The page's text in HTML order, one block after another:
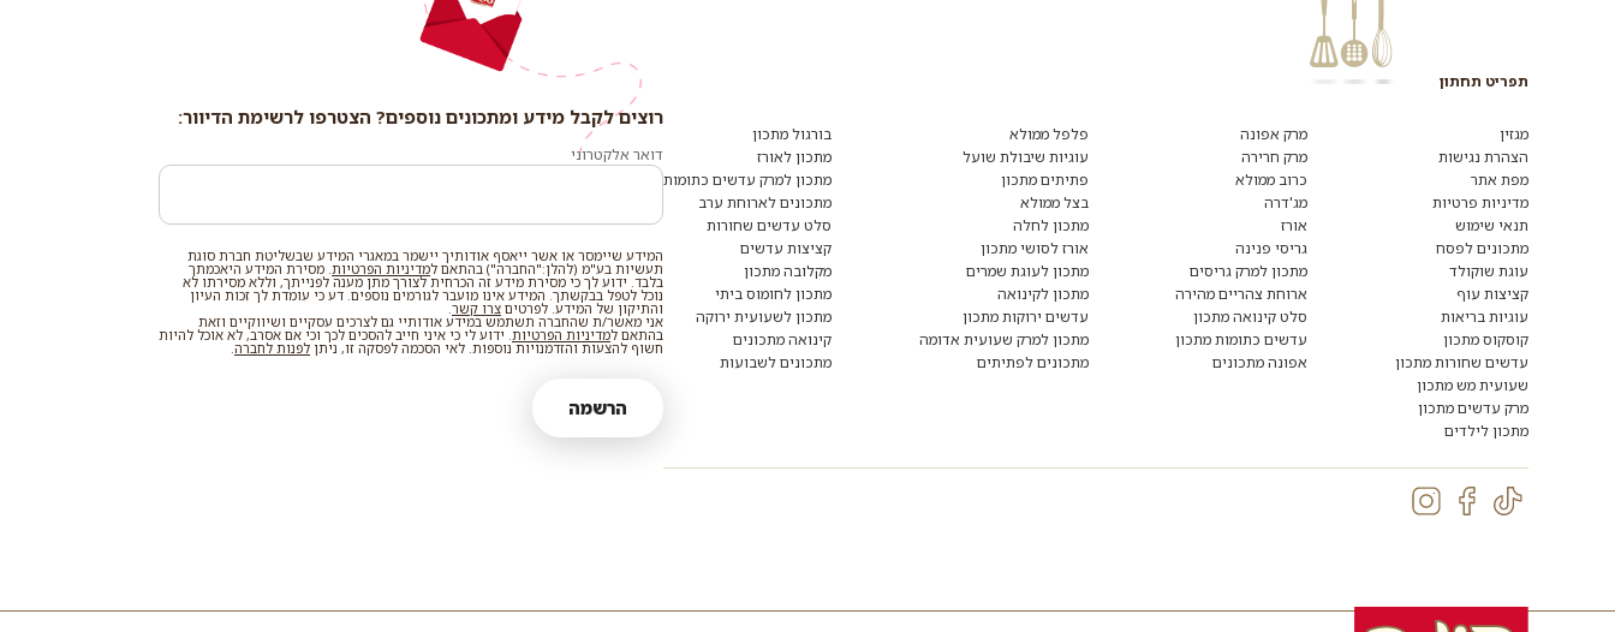
תפריט תחתון
מגזין
הצהרת נגישות
מפת אתר
מדיניות פרטיות
תנאי שימוש
מתכונים לפסח
עוגת שוקולד
קציצות עוף
עוגיות בריאות
קוסקוס מתכון
עדשים שחורות מתכון
שעועית מש מתכון
מרק עדשים מתכון
מתכון לילדים
מרק אפונה
מרק חרירה
כרוב ממולא
מג'דרה
אורז
גריסי פנינה
מתכון למרק גריסים
ארוחת צהריים מהירה
סלט קינואה מתכון
עדשים כתומות מתכון
אפונה מתכונים
פלפל ממולא
עוגיות שיבולת שועל
פתיתים מתכון
בצל ממולא
מתכון לחלה
אורז לסושי מתכון
מתכון לעוגת שמרים
מתכון לקינואה
עדשים ירוקות מתכון
מתכון למרק שעועית אדומה
מתכונים לפתיתים
בורגול מתכון
מתכון לאורז
מתכון למרק עדשים כתומות
מתכונים לארוחת ערב
סלט עדשים שחורות
קציצות עדשים
מקלובה מתכון
מתכון לחומוס ביתי
מתכון לשעועית ירוקה
קינואה מתכונים
מתכונים לשבועות
רוצים
מידע
ומתכונים
נוספים?
לרשימת
רוצים לקבל מידע ומתכונים נוספים? הצטרפו לרשימת הדיוור:
דואר אלקטרוני
המידע שיימסר או אשר ייאסף אודותיך יישמר במאגרי המידע שבשליטת חברת סוגת
תעשיות בע"מ (להלן:"החברה") בהתאם למדיניות הפרטיות . מסירת המידע היאכמתך
בלבד. ידוע לך כי מסירת מידע זה הכרחית לצורך מתן מענה לפנייתך, וללא מסירתו לא
נוכל לטפל בבקשתך. המידע אינו מועבר לגורמים נוספים. דע כי עומדת לך זכות העיון
והתיקון של המידע. לפרטים צרו קשר
אני מאשר/ת שהחברה תשתמש במידע אודותיי גם לצרכים עסקיים ושיווקיים וזאת
בהתאם למדיניות הפרטיות . ידוע לי כי איני חייב להסכים לכך וכי אם אסרב, לא אוכל להיות
חשוף להצעות והזדמנויות נוספות. לאי הסכמה לפסקה זו, ניתן לפנות לחברה
הרשמה